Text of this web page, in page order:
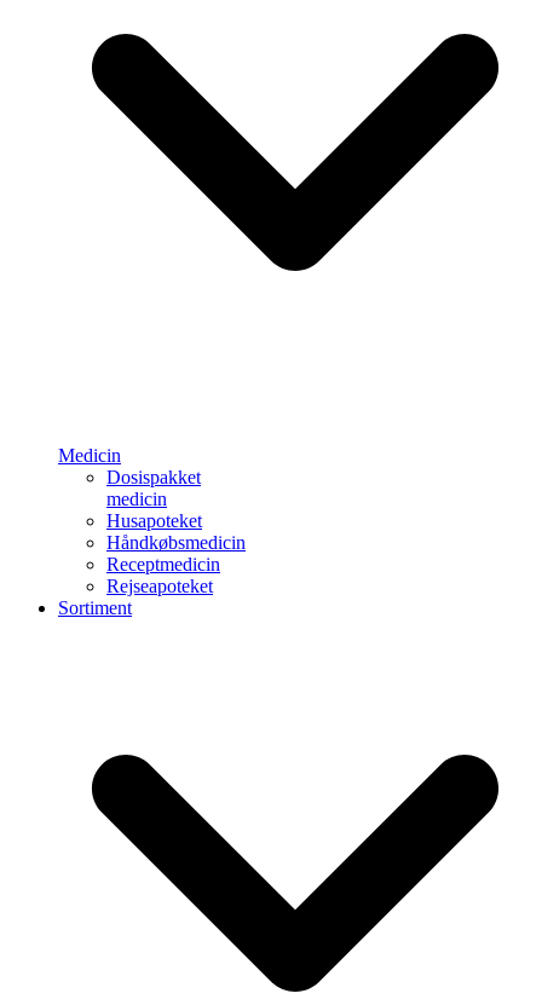
Medicin
Dosispakket
medicin
Husapoteket
Håndkøbsmedicin
Receptmedicin
Rejseapoteket
Sortiment